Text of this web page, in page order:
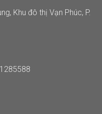
Khu đô thị Vạn Phúc, P.